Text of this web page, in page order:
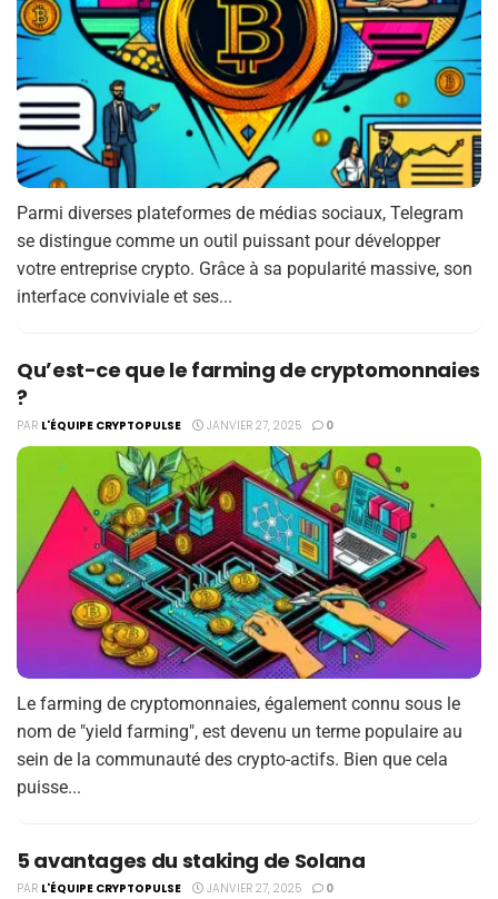
Parmi diverses plateformes de médias sociaux, Telegram
se distingue comme un outil puissant pour développer
votre entreprise crypto. Grâce à sa popularité massive, son
interface conviviale et ses...
Quʼest-ce que le farming de cryptomonnaies
?
PAR L'ÉQUIPE CRYPTOPULSE JANVIER 27, 2025 0
Le farming de cryptomonnaies, également connu sous le
nom de "yield farming", est devenu un terme populaire au
sein de la communauté des crypto-actifs. Bien que cela
puisse...
5 avantages du staking de Solana
PAR L'ÉQUIPE CRYPTOPULSE JANVIER 27, 2025 0